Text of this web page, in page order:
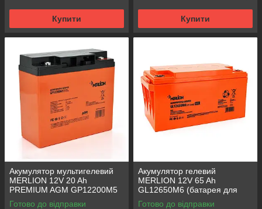
Купити Купити
Акумулятор мультигелевий
MERLION 12V 20 Ah
PREMIUM AGM GP12200M5
(батарея для ДБЖ)
Готово до відправки
Акумулятор гелевий
MERLION 12V 65 Ah
GL12650M6 (батарея для
ДБЖ)
Готово до відправки